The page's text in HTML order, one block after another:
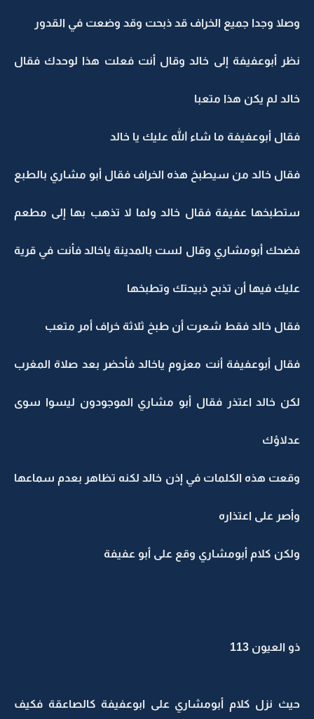
وصلا وجدا جميع الخراف قد ذبحت وقد وضعت في القدور
نظر أبوعفيفة إلى خالد وقال أنت فعلت هذا لوحدك فقال
خالد لم يكن هذا متعبا
فقال أبوعفيفة ما شاء الله عليك يا خالد
فقال خالد من سيطبخ هذه الخراف فقال أبو مشاري بالطبع
ستطبخها عفيفة فقال خالد ولما لا تذهب بها إلى مطعم
فضحك أبومشاري وقال لست بالمدينة ياخالد فأنت في قرية
عليك فيها أن تذبح ذبيحتك وتطبخها
فقال خالد فقط شعرت أن طبخ ثلاثة خراف أمر متعب
فقال أبوعفيفة أنت معزوم ياخالد فأحضر بعد صلاة المغرب
لكن خالد اعتذر فقال أبو مشاري الموجودون ليسوا سوى
عدلاؤك
وقعت هذه الكلمات في إذن خالد لكنه تظاهر بعدم سماعها
وأصر على اعتذاره
ولكن كلام أبومشاري وقع على أبو عفيفة
ذو العيون 113
حيث نزل كلام أبومشاري على ابوعفيفة كالصاعقة فكيف